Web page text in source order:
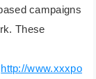
campaigns
These
http://www.xxxpo